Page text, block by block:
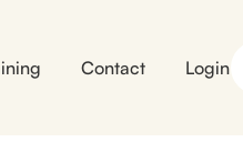
Contact Login